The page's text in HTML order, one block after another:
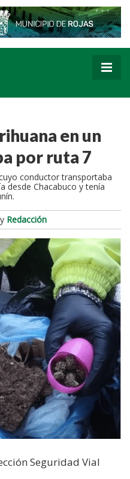
en un
por ruta 7
conductor transportaba
desde Chacabuco y tenía
Redacción
Seguridad Vial